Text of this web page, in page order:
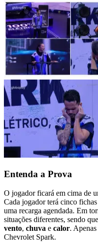
Entenda a Prova
O jogador ficará em cima de
Cada jogador terá cinco
uma recarga agendada. Em
situações diferentes, sendo
vento, chuva e calor.
Chevrolet Spark.